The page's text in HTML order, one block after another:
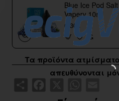
Τα προϊόντα
απευθύνονται
Blue Ice Pod
Vapery 10ml
6,30€